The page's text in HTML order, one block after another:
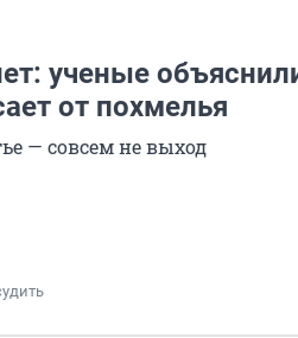
ученые
от похмелья
— совсем не выход